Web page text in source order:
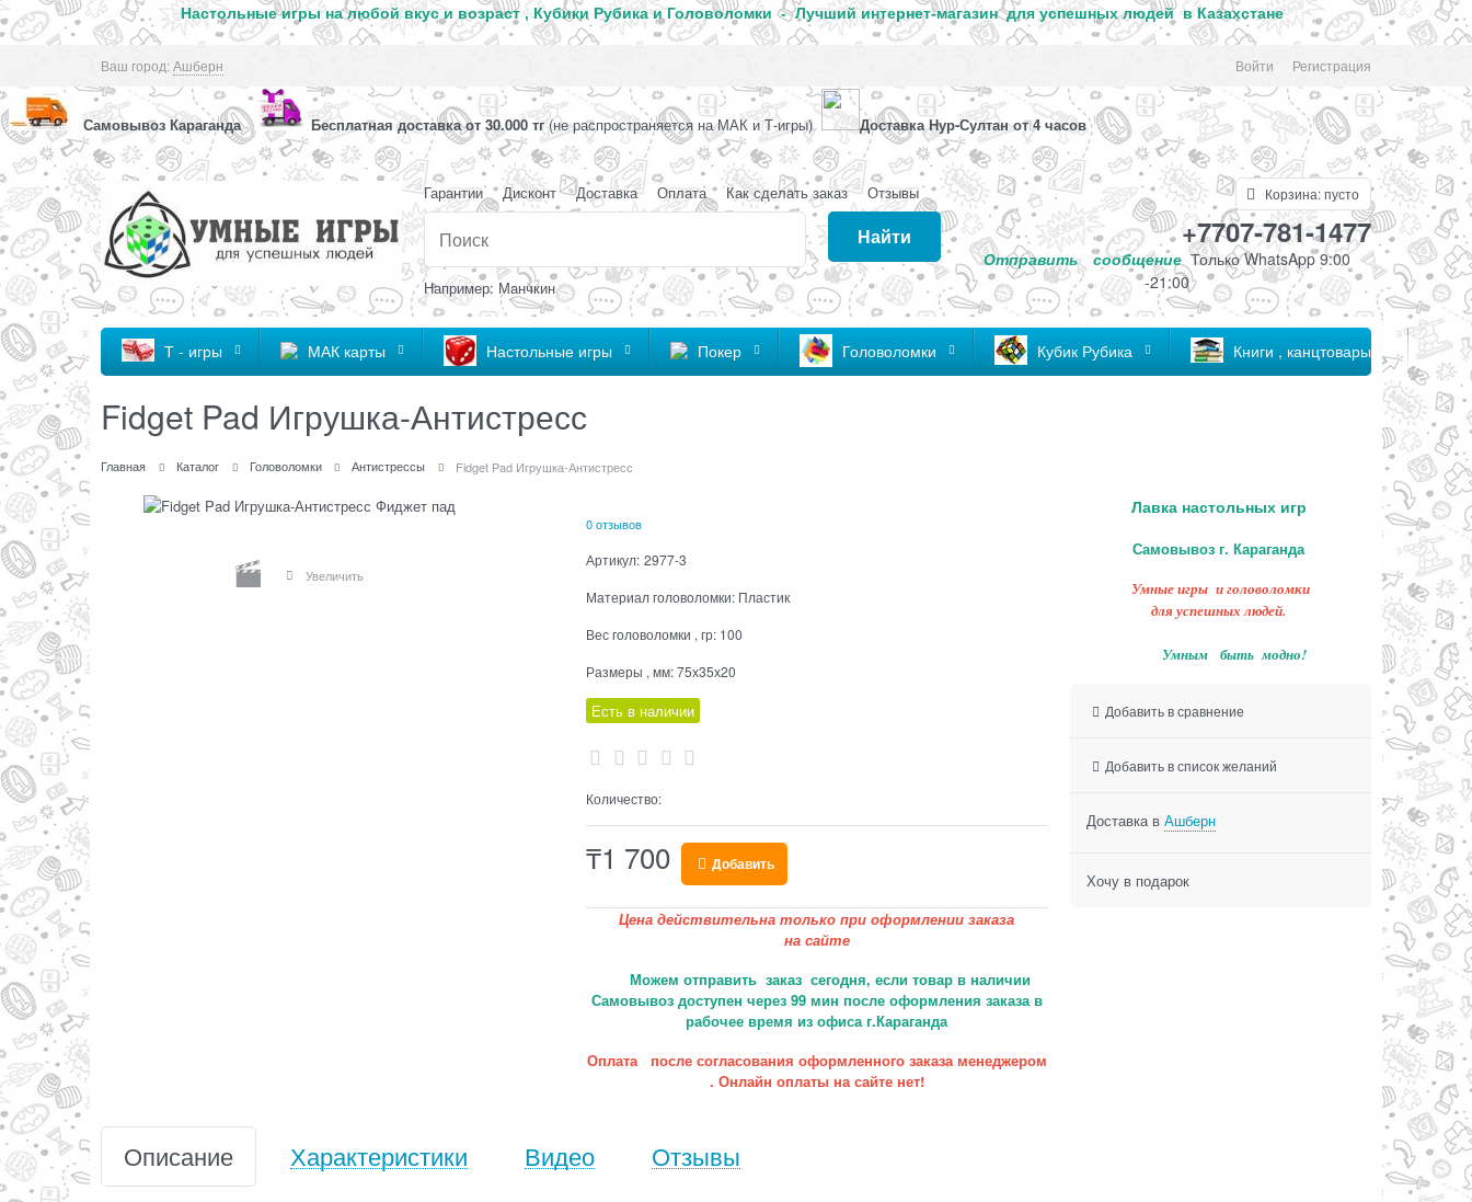
Настольные игры на любой вкус и возраст , Кубики Рубика и Головоломки - Лучший интернет-магазин для успешных людей в Казахстане
Ваш город:Ашберн Войти Регистрация
Самовывоз Караганда Бесплатная доставка от 30.000 тг(не распространяется на МАК и Т-игры) Доставка Нур-Султан от 4 часов
Гарантии Дисконт Доставка Оплата Как сделать заказ Отзывы
Найти
Например: Манчкин
Корзина:пусто
+7707-781-1477
Отправить сообщениеТолько WhatsApp 9:00
-21:00
Т - игры МАК карты Настольные игры Покер Головоломки Кубик Рубика Книги , канцтовары
Fidget Pad Игрушка-Антистресс
Главная Каталог Головоломки Антистрессы Fidget Pad Игрушка-Антистресс
Увеличить
0 отзывов
Артикул: 2977-3
Материал головоломки: Пластик
Вес головоломки , гр: 100
Размеры , мм:75х35х20
Есть в наличии
Количество:
₸1 700 Добавить
Цена действительна только при оформлении заказа
на сайте
Можем отправить заказ сегодня, если товар в наличии
Самовывоз доступен через 99 мин после оформления заказа в
рабочее время из офиса г.Караганда
Оплата после согласования оформленного заказа менеджером
. Онлайн оплаты на сайте нет!
Описание Характеристики Видео Отзывы
Лавка настольных игр
Самовывоз г. Караганда
Умные игры и головоломки
для успешных людей.
Умным быть модно!
Добавить в сравнение
Добавить в список желаний
Доставка в Ашберн
Хочу в подарок